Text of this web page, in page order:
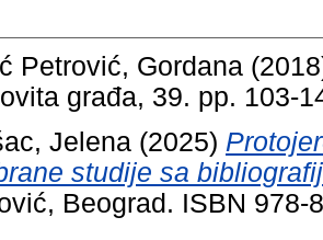
Petrović, Gordana
građa, 39. pp. 103-
Jelena (2025)
studije sa
Beograd. ISBN 978-